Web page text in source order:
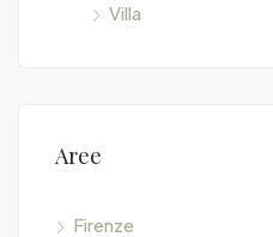
Villa
Aree
Firenze